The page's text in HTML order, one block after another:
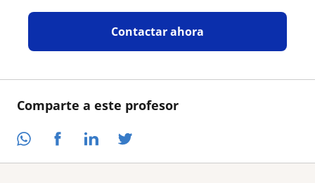
Comparte a este profesor
Contactar ahora